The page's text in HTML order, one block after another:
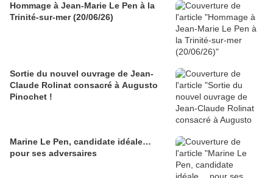
Hommage à Jean-Marie Le Pen à la
Trinité-sur-mer (20/06/26)
Sortie du nouvel ouvrage de Jean-
Claude Rolinat consacré à Augusto
Pinochet !
Marine Le Pen, candidate idéale…
pour ses adversaires